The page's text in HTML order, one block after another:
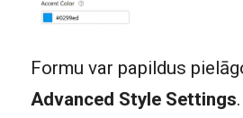
Formu var papildus
Advanced Style Settings